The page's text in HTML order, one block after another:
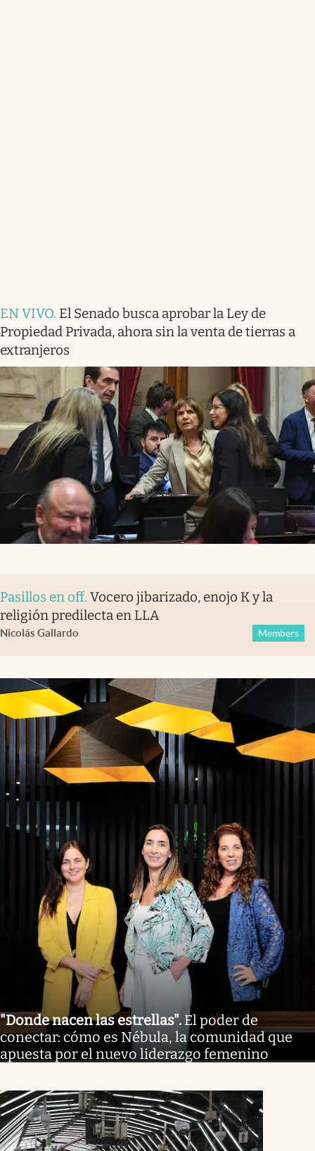
EN VIVO. El Senado busca aprobar la Ley de
Propiedad Privada, ahora sin la venta de tierras a
extranjeros
Pasillos en off. Vocero jibarizado, enojo K y la
religión predilecta en LLA
Nicolás Gallardo Members
"Donde nacen las estrellas". El poder de
conectar: cómo es Nébula, la comunidad que
apuesta por el nuevo liderazgo femenino